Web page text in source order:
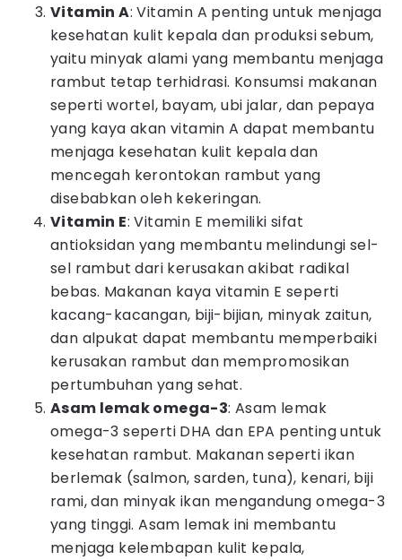
Vitamin A: Vitamin A penting untuk menjaga
kesehatan kulit kepala dan produksi sebum,
yaitu minyak alami yang membantu menjaga
rambut tetap terhidrasi. Konsumsi makanan
seperti wortel, bayam, ubi jalar, dan pepaya
yang kaya akan vitamin A dapat membantu
menjaga kesehatan kulit kepala dan
mencegah kerontokan rambut yang
disebabkan oleh kekeringan.
Vitamin E: Vitamin E memiliki sifat
antioksidan yang membantu melindungi sel-
sel rambut dari kerusakan akibat radikal
bebas. Makanan kaya vitamin E seperti
kacang-kacangan, biji-bijian, minyak zaitun,
dan alpukat dapat membantu memperbaiki
kerusakan rambut dan mempromosikan
pertumbuhan yang sehat.
Asam lemak omega-3: Asam lemak
omega-3 seperti DHA dan EPA penting untuk
kesehatan rambut. Makanan seperti ikan
berlemak (salmon, sarden, tuna), kenari, biji
rami, dan minyak ikan mengandung omega-3
yang tinggi. Asam lemak ini membantu
menjaga kelembapan kulit kepala,